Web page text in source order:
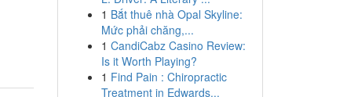
1 Bắt thuê nhà Opal Skyline:
Mức phải chăng,...
1 CandiCabz Casino Review:
Is it Worth Playing?
1 Find Pain : Chiropractic
Treatment in Edwards...